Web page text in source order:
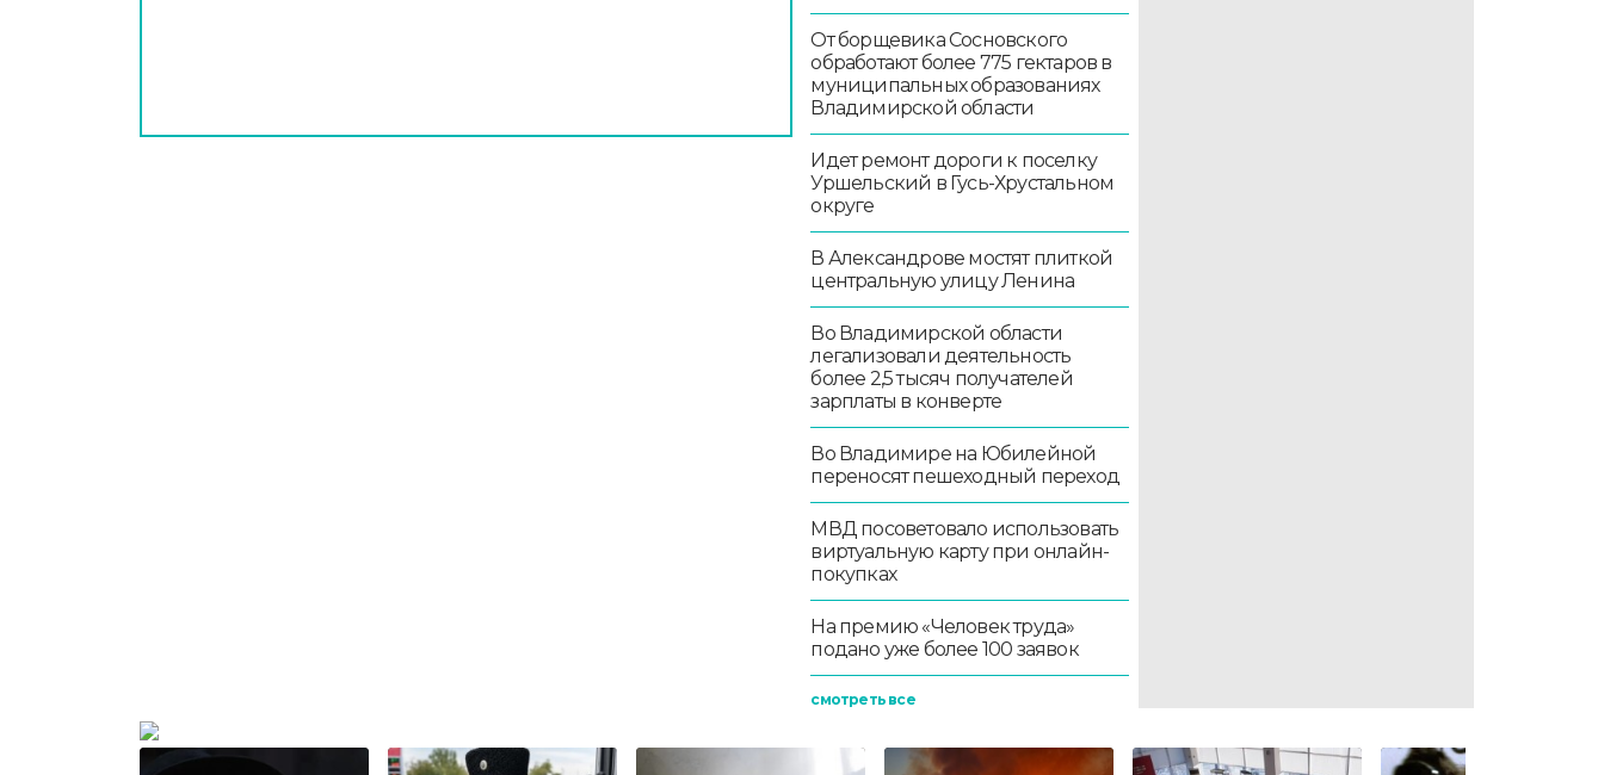
От борщевика Сосновского
обработают более 775 гектаров в
муниципальных образованиях
Владимирской области
Идет ремонт дороги к поселку
Уршельский в Гусь-Хрустальном
округе
В Александрове мостят плиткой
центральную улицу Ленина
Во Владимирской области
легализовали деятельность
более 2,5 тысяч получателей
зарплаты в конверте
Во Владимире на Юбилейной
переносят пешеходный переход
МВД посоветовало использовать
виртуальную карту при онлайн-
покупках
На премию «Человек труда»
подано уже более 100 заявок
смотреть все